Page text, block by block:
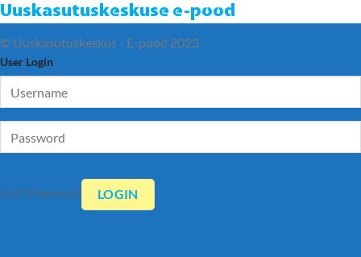
Uuskasutuskeskuse e-pood
© Uuskasutuskeskus - E-pood 2023
User Login
Lost Password